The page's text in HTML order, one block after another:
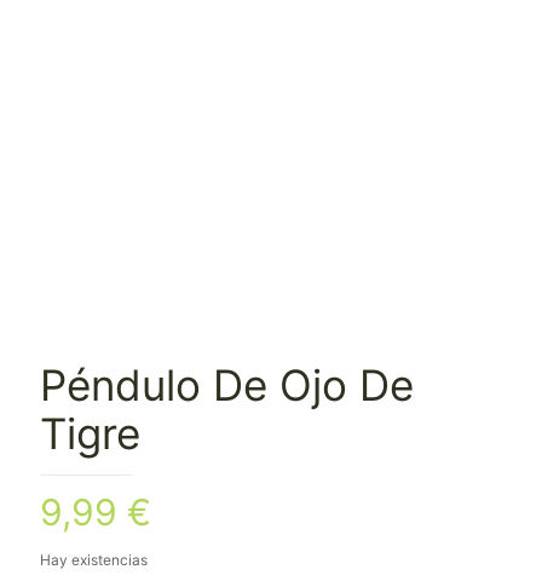
Péndulo De Ojo De
Tigre
9,99 €
Hay existencias